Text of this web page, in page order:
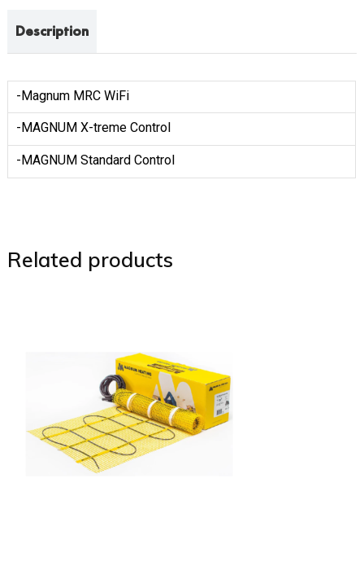
Description
-Magnum MRC WiFi
-MAGNUM X-treme Control
-MAGNUM Standard Control
Related products